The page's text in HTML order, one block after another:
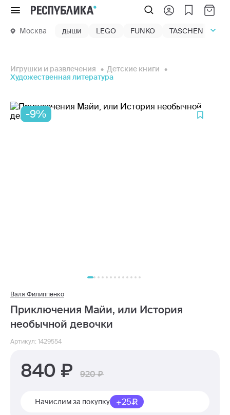
Меню
Москва дыши LEGO FUNKO TASCHEN
Игрушки и развлечения
Детские книги
Художественная литература
-9%
Валя Филиппенко
Приключения Майи, или История
необычной девочки
Артикул: 1429554
840 920
Начислим за покупку +25